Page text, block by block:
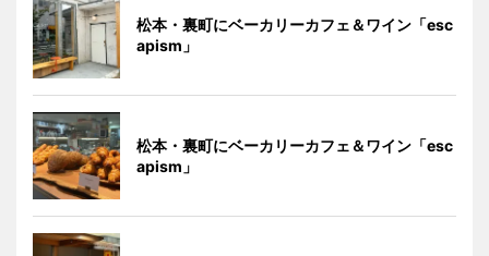
松本・裏町にベーカリーカフェ＆ワイン「esc
apism」
松本・裏町にベーカリーカフェ＆ワイン「esc
apism」